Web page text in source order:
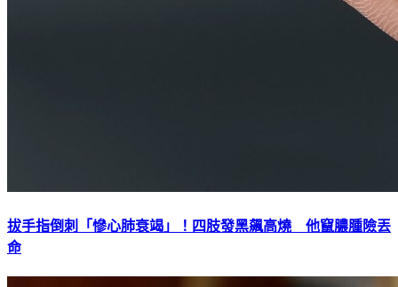
拔手指倒刺「慘心肺衰竭」！四肢發黑飆高燒 他竄膿腫險丟
命